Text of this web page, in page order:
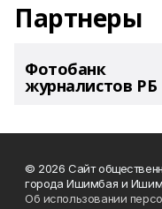
Партнеры
Фотобанк
журналистов РБ
© 2026 Сайт
города Ишимбая и
Об использовании